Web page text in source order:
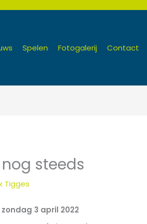
Spelen Fotogalerij Contact
steeds
Tigges
3 april 2022